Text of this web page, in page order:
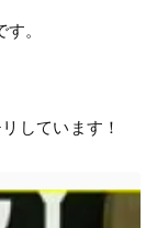
。
しています！